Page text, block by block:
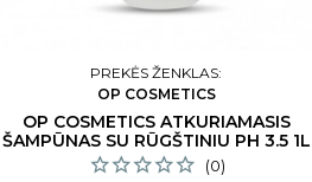
PREKĖS ŽENKLAS:
OP COSMETICS
OP COSMETICS ATKURIAMASIS
ŠAMPŪNAS SU RŪGŠTINIU PH 3.5 1L
(0)